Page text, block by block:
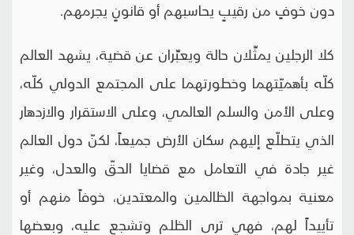
دون خوفٍ من رقيبٍ يحاسبهم أو قانونٍ يجرمهم.
كلا الرجلين يمثِّلان حالة ويعبِّران عن قضية، يشهد العالم
كلّه بأهميّتهما وخطورتهما على المجتمع الدولي كلّه،
وعلى الأمن والسلم العالمي، وعلى الاستقرار والازدهار
الذي يتطلّع إليهم سكان الأرض جميعاً، لكنّ دول العالم
غير جادة في التعامل مع قضايا الحقّ والعدل، وغير
معنية بمواجهة الظالمين والمعتدين، خوفاً منهم أو
تأييداً لهم، فهي ترى الظلم وتشجع عليه، وبعضها